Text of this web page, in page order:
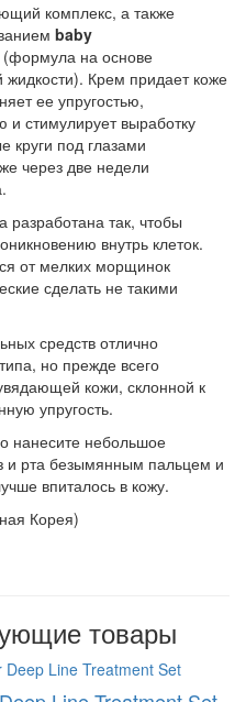
комплекс, а также
baby
(формула на основе
жидкости). Крем придает коже
ее упругостью,
и стимулирует выработку
круги под глазами
через две недели
так, чтобы
внутрь клеток.
от мелких морщинок
сделать не такими
средств отлично
но прежде всего
кожи, склонной к
упругость.
нанесите небольшое
и рта безымянным пальцем и
впиталось в кожу.
Корея)
товары